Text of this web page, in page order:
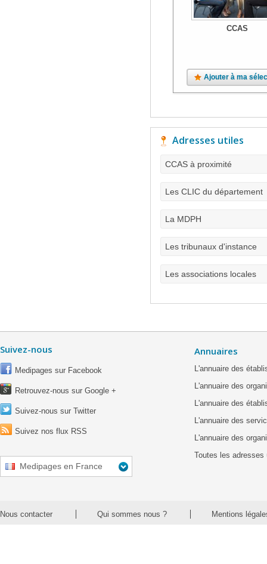
CCAS
Ajouter à ma
Adresses utiles
CCAS à proximité
Les CLIC du département
La MDPH
Les tribunaux d'instance
Les associations locales
Suivez-nous
Medipages sur Facebook
Retrouvez-nous sur Google +
Suivez-nous sur Twitter
Suivez nos flux RSS
Medipages en France
Annuaires
L'annuaire des
L'annuaire des
L'annuaire des
L'annuaire des
L'annuaire des
Toutes les adresses
Nous contacter Qui sommes nous ? Mentions